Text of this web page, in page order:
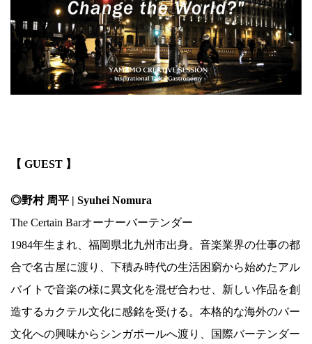
【 GUEST 】
◎野村 周平 | Syuhei Nomura
The Certain Barオーナーバーテンダー
1984年生まれ、福岡県北九州市出身。音楽業界の仕事の都
合で名古屋に渡り、下積み時代の生活困窮から始めたアル
バイトで音楽の様に異文化を混ぜ合わせ、新しい作品を創
造するカクテル文化に感銘を受ける。本格的な海外のバー
文化への興味からシンガポールへ渡り、国際バーテンダー